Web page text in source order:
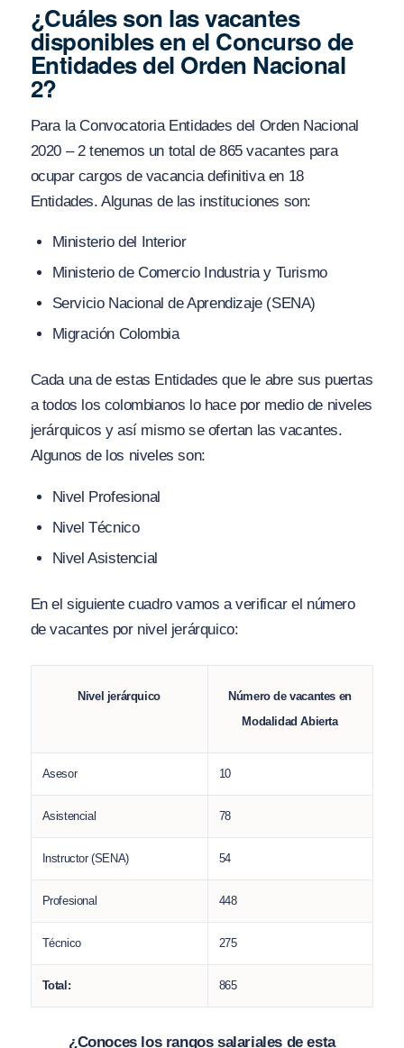
¿Cuáles son las vacantes
disponibles en el Concurso de
Entidades del Orden Nacional
2?
Para la Convocatoria Entidades del Orden Nacional
2020 – 2 tenemos un total de 865 vacantes para
ocupar cargos de vacancia definitiva en 18
Entidades. Algunas de las instituciones son:
Ministerio del Interior
Ministerio de Comercio Industria y Turismo
Servicio Nacional de Aprendizaje (SENA)
Migración Colombia
Cada una de estas Entidades que le abre sus puertas
a todos los colombianos lo hace por medio de niveles
jerárquicos y así mismo se ofertan las vacantes.
Algunos de los niveles son:
Nivel Profesional
Nivel Técnico
Nivel Asistencial
En el siguiente cuadro vamos a verificar el número
de vacantes por nivel jerárquico:
Nivel jerárquico
Número de vacantes en
Modalidad Abierta
Asesor 10
Asistencial 78
Instructor (SENA) 54
Profesional 448
Técnico 275
Total: 865
¿Conoces los rangos salariales de esta